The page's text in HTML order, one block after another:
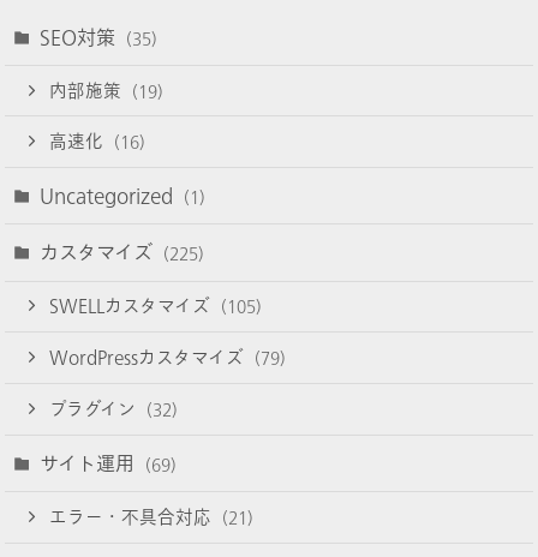
SEO対策 (35)
内部施策 (19)
高速化 (16)
Uncategorized (1)
カスタマイズ (225)
SWELLカスタマイズ (105)
WordPressカスタマイズ (79)
プラグイン (32)
サイト運用 (69)
エラー・不具合対応 (21)